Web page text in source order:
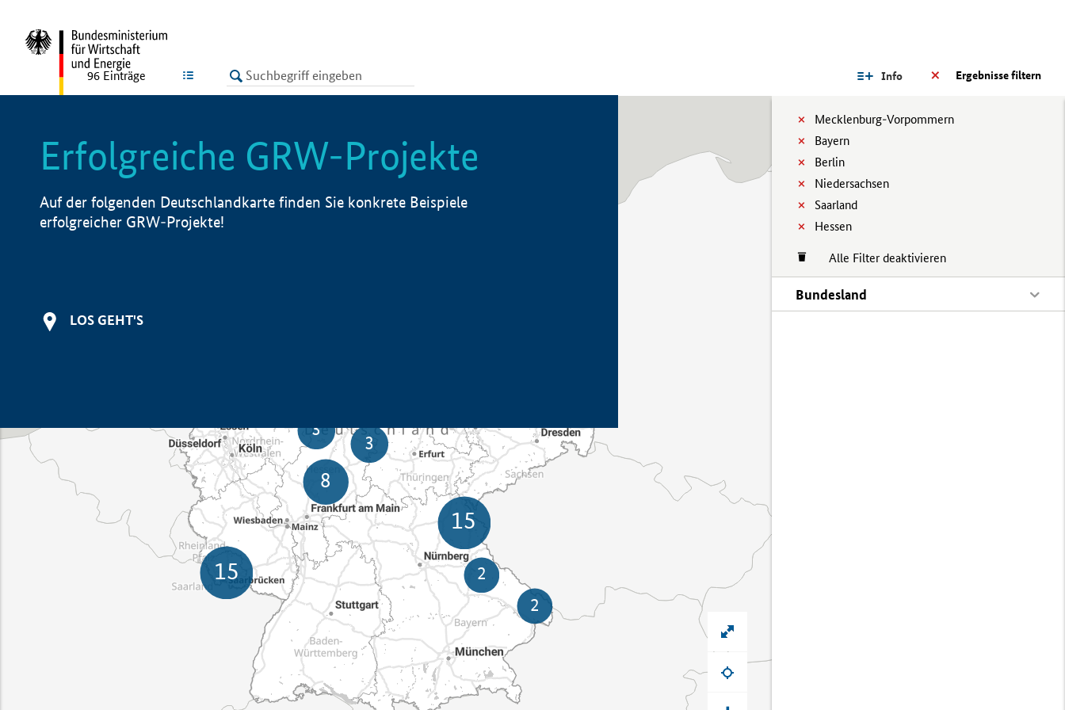
LISTE Ergebnisse filtern
Info
Mecklenburg-Vorpommern
Bayern
Berlin
Niedersachsen
Saarland
Hessen
Alle Filter deaktivieren
Bundesland
96 Einträge
Erfolgreiche GRW-Projekte
Auf der folgenden Deutschlandkarte finden Sie konkrete Beispiele
erfolgreicher GRW-Projekte!
LOS GEHT'S